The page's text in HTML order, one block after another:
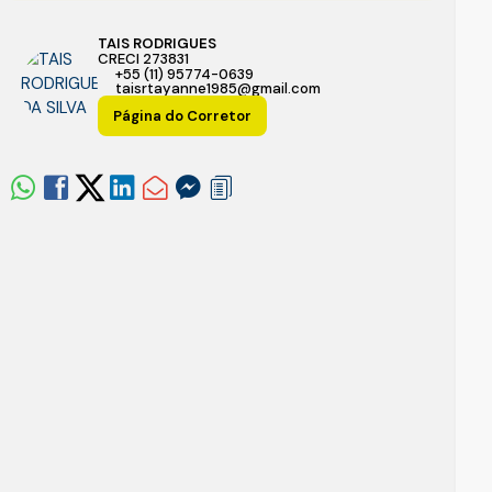
TAIS RODRIGUES
CRECI 273831
+55 (11) 95774-0639
taisrtayanne1985@gmail.com
Página do Corretor